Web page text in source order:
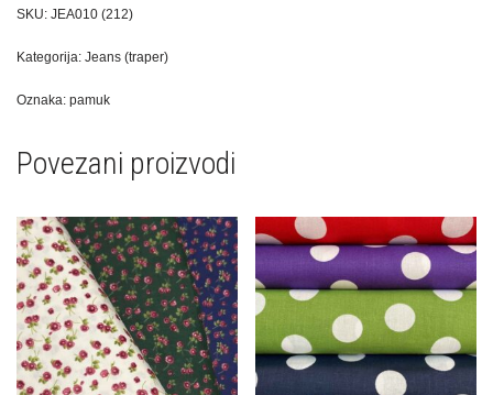
SKU: JEA010 (212)
Kategorija: Jeans (traper)
Oznaka: pamuk
Povezani proizvodi